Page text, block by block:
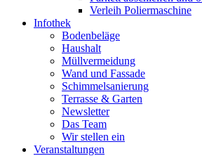
Verleih Poliermaschine
Infothek
Bodenbeläge
Haushalt
Müllvermeidung
Wand und Fassade
Schimmelsanierung
Terrasse & Garten
Newsletter
Das Team
Wir stellen ein
Veranstaltungen